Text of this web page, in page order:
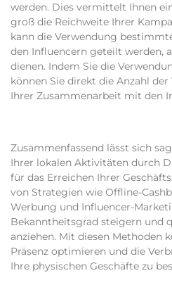
werden. Dies vermittelt Ihnen
groß die Reichweite Ihrer
kann die Verwendung
den Influencern geteilt werden,
dienen. Indem Sie die
können Sie direkt die Anzahl
Ihrer Zusammenarbeit mit den
Zusammenfassend lässt sich
Ihrer lokalen Aktivitäten durch
für das Erreichen Ihrer
von Strategien wie Offline-
Werbung und Influencer-
Bekanntheitsgrad steigern und
anziehen. Mit diesen Methoden
Präsenz optimieren und die
Ihre physischen Geschäfte zu